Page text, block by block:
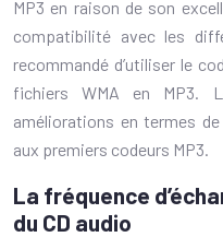
MP3 en raison de son
compatibilité avec les
recommandé d’utiliser le
fichiers WMA en MP3.
améliorations en termes
aux premiers codeurs MP3.
La fréquence
du CD audio